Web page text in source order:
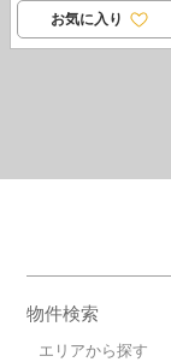
お気に入り
物件検索
エリアから探す